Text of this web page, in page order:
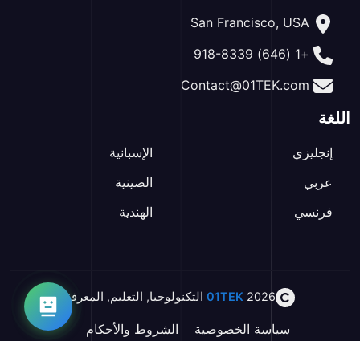
+1 (646) 918-8339
Contact@01TEK.com
اللغة
إنجليزي
عربي
فرنسي
الإسبانية
الصينية
الهندية
2026
01TEK التكنولوجيا, التعليم, المعرفة
سياسة الخصوصية الشروط والأحكام